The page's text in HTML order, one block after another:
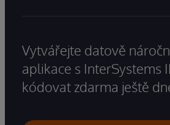
Vytvářejte datově
aplikace s InterSystems
kódovat zdarma ještě